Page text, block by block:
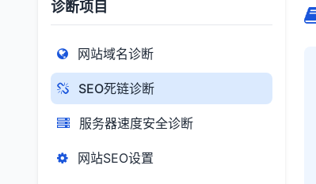
诊断项目
网站域名诊断
SEO死链诊断
服务器速度安全诊断
网站SEO设置